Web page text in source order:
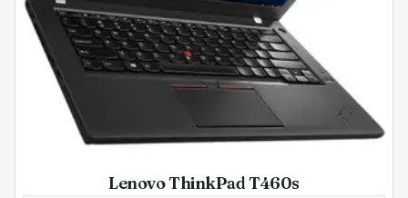
– 3.5 mm kombinerad port för hörlurar/mikrofon
Fler egenskaper
– Windows 10/11 Pro 64-bitars operativsystem
förinstallerat
– 720p HD-webbkamera
– Bakgrundsbelyst Svensk tangentbord
– Pekplatta med multitouchkapacitet
Lenovo ThinkPad T460s